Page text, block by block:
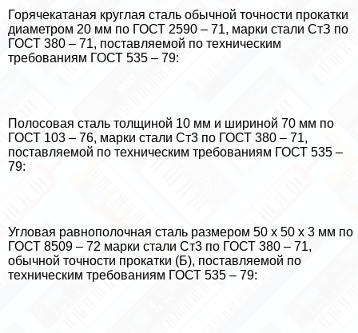
Горячекатаная круглая сталь обычной точности прокатки
диаметром 20 мм по ГОСТ 2590 – 71, марки стали СтЗ по
ГОСТ 380 – 71, поставляемой по техническим
требованиям ГОСТ 535 – 79:
Полосовая сталь толщиной 10 мм и шириной 70 мм по
ГОСТ 103 – 76, марки стали Ст3 по ГОСТ 380 – 71,
поставляемой по техническим требованиям ГОСТ 535 –
79:
Угловая равнополочная сталь размером 50 х 50 х 3 мм по
ГОСТ 8509 – 72 марки стали Ст3 по ГОСТ 380 – 71,
обычной точности прокатки (Б), поставляемой по
техническим требованиям ГОСТ 535 – 79: